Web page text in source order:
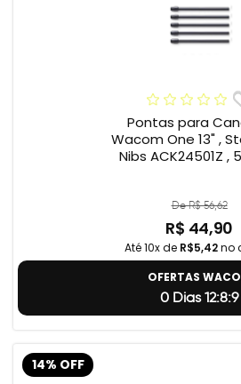
Pontas para
Wacom One 13" ,
Nibs ACK24501Z ,
De R$ 56,62
R$ 44,90
Até 10x de R$5,42no
OFERTAS
0 Dias 12:8:8
14% OFF